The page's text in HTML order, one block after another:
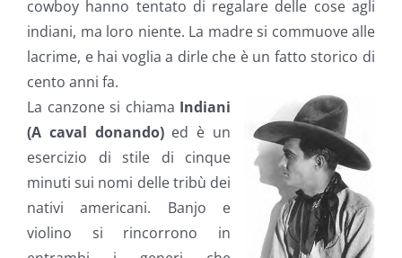
cowboy hanno tentato di regalare delle cose agli
indiani, ma loro niente. La madre si commuove alle
lacrime, e hai voglia a dirle che è un fatto storico di
cento anni fa.
La canzone si chiama Indiani
(A caval donando)ed è un
esercizio di stile di cinque
minuti sui nomi delle tribù dei
nativi americani. Banjo e
violino si rincorrono in